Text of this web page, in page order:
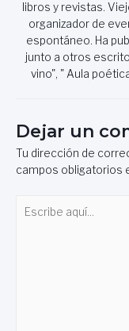
libros y revistas.
organizador de
espontáneo. Ha
junto a otros
vino", " Aula
Dejar un
Tu dirección de
campos obligatorios
aquí...